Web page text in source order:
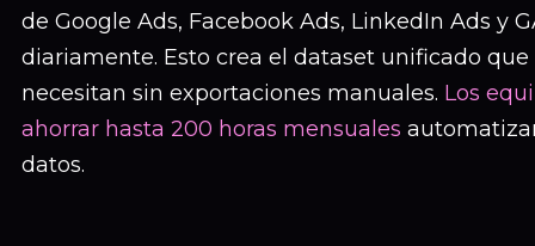
de Google Ads, Facebook Ads, LinkedIn Ads y
diariamente. Esto crea el dataset unificado
necesitan sin exportaciones manuales. Los
ahorrar hasta 200 horas mensuales
datos.